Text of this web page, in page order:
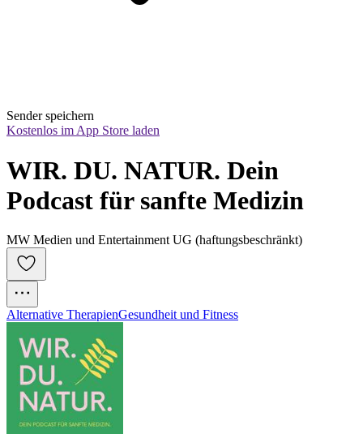
Sender speichern
Kostenlos im App Store laden
WIR. DU. NATUR. Dein
Podcast für sanfte Medizin
MW Medien und Entertainment UG (haftungsbeschränkt)
Alternative TherapienGesundheit und Fitness